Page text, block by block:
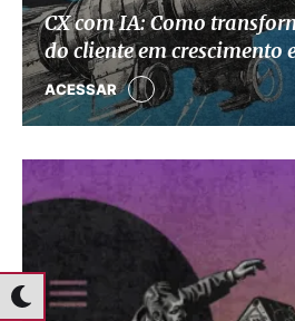
CX com IA: Como
do cliente em crescimento
ACESSAR